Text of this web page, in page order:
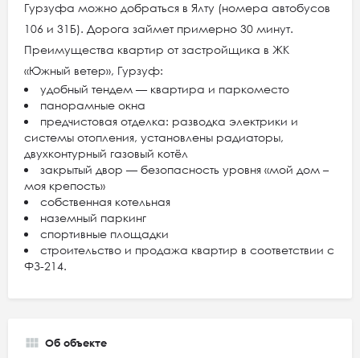
Гурзуфа можно добраться в Ялту (номера автобусов
106 и 31Б). Дорога займет примерно 30 минут.
Преимущества квартир от застройщика в ЖК
«Южный ветер», Гурзуф:
удобный тендем — квартира и паркоместо
панорамные окна
предчистовая отделка: разводка электрики и
системы отопления, установлены радиаторы,
двухконтурный газовый котёл
закрытый двор — безопасность уровня «мой дом –
моя крепость»
собственная котельная
наземный паркинг
спортивные площадки
строительство и продажа квартир в соответствии с
ФЗ-214.
Об объекте